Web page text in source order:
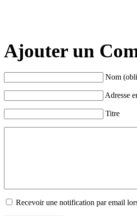
Ajouter un
Nom
Adresse
Titre
Recevoir une notification par email